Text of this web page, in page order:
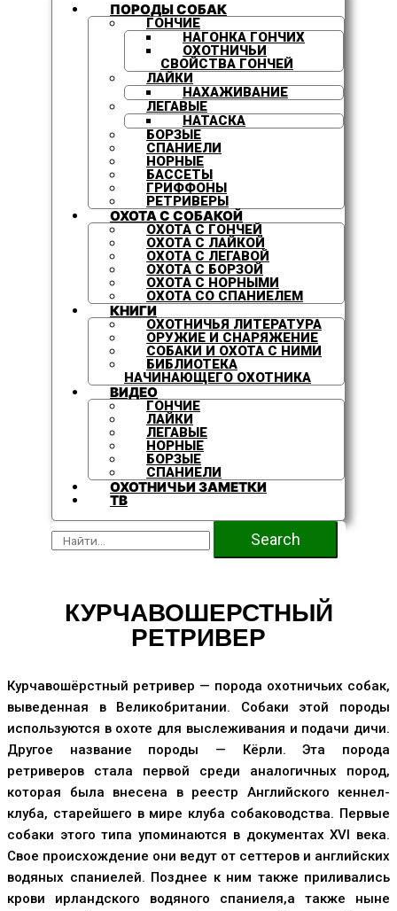
ПОРОДЫ СОБАК
ГОНЧИЕ
НАГОНКА ГОНЧИХ
ОХОТНИЧЬИ
СВОЙСТВА ГОНЧЕЙ
ЛАЙКИ
НАХАЖИВАНИЕ
ЛЕГАВЫЕ
НАТАСКА
БОРЗЫЕ
СПАНИЕЛИ
НОРНЫЕ
БАССЕТЫ
ГРИФФОНЫ
РЕТРИВЕРЫ
ОХОТА С СОБАКОЙ
ОХОТА С ГОНЧЕЙ
ОХОТА С ЛАЙКОЙ
ОХОТА С ЛЕГАВОЙ
ОХОТА С БОРЗОЙ
ОХОТА С НОРНЫМИ
ОХОТА СО СПАНИЕЛЕМ
КНИГИ
ОХОТНИЧЬЯ ЛИТЕРАТУРА
ОРУЖИЕ И СНАРЯЖЕНИЕ
СОБАКИ И ОХОТА С НИМИ
БИБЛИОТЕКА
НАЧИНАЮЩЕГО ОХОТНИКА
ВИДЕО
ГОНЧИЕ
ЛАЙКИ
ЛЕГАВЫЕ
НОРНЫЕ
БОРЗЫЕ
СПАНИЕЛИ
ОХОТНИЧЬИ ЗАМЕТКИ
ТВ
Search
КУРЧАВОШЕРСТНЫЙ
РЕТРИВЕР
Курчавошёрстный ретривер — порода охотничьих собак,
выведенная в Великобритании. Собаки этой породы
используются в охоте для выслеживания и подачи дичи.
Другое название породы — Кёрли. Эта порода
ретриверов стала первой среди аналогичных пород,
которая была внесена в реестр Английского кеннел-
клуба, старейшего в мире клуба собаководства. Первые
собаки этого типа упоминаются в документах XVI века.
Свое происхождение они ведут от сеттеров и английских
водяных спаниелей. Позднее к ним также приливались
крови ирландского водяного спаниеля,а также ныне